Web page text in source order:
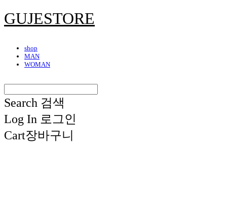
GUJESTORE
shop
MAN
WOMAN
Search 검색
Log In 로그인
Cart장바구니